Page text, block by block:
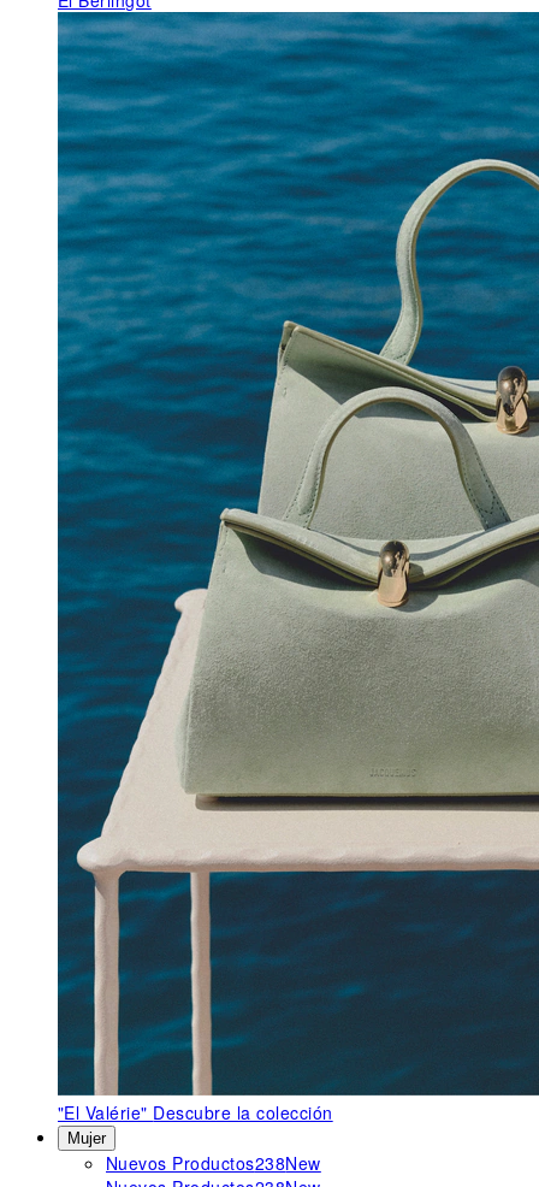
"El Valérie" Descubre la colección
Mujer
Nuevos Productos238New